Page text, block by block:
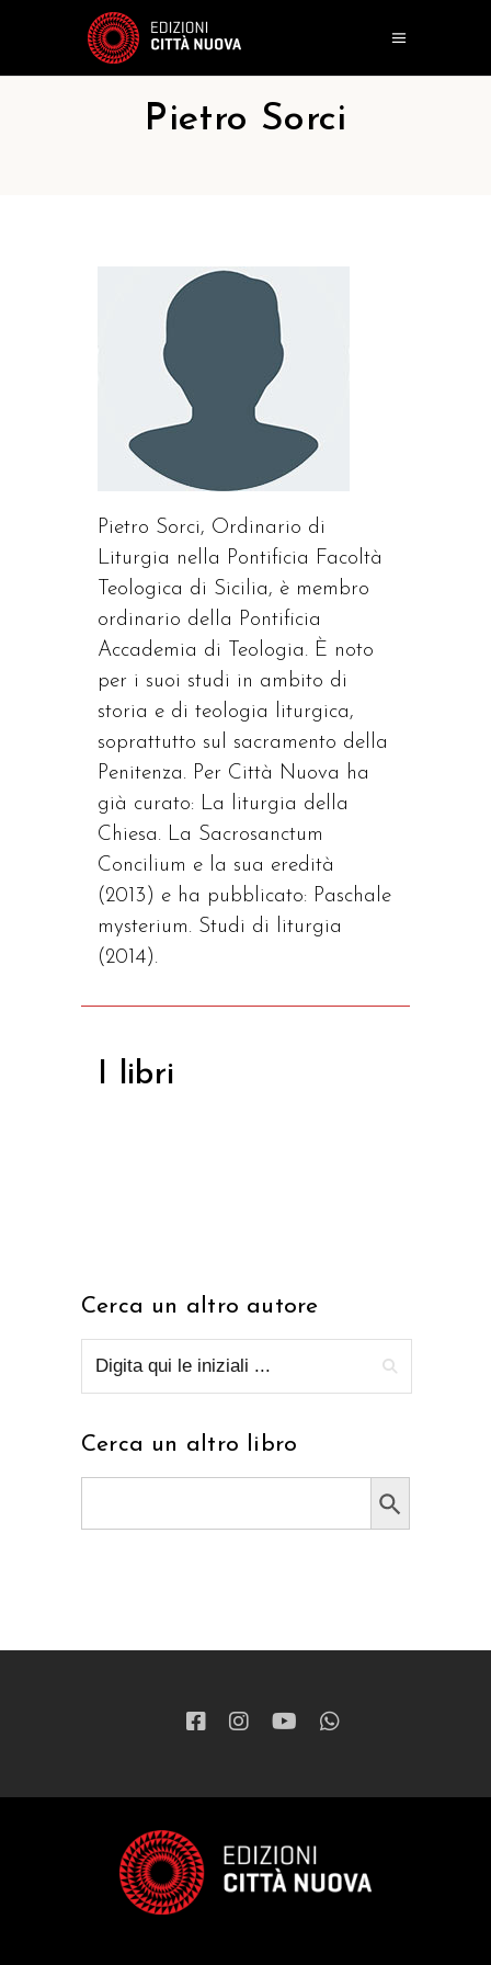
Pietro Sorci
Pietro Sorci, Ordinario di
Liturgia nella Pontificia Facoltà
Teologica di Sicilia, è membro
ordinario della Pontificia
Accademia di Teologia. È noto
per i suoi studi in ambito di
storia e di teologia liturgica,
soprattutto sul sacramento della
Penitenza. Per Città Nuova ha
già curato: La liturgia della
Chiesa. La Sacrosanctum
Concilium e la sua eredità
(2013) e ha pubblicato: Paschale
mysterium. Studi di liturgia
(2014).
I libri
Cerca un altro autore
Cerca un altro libro
Search Button